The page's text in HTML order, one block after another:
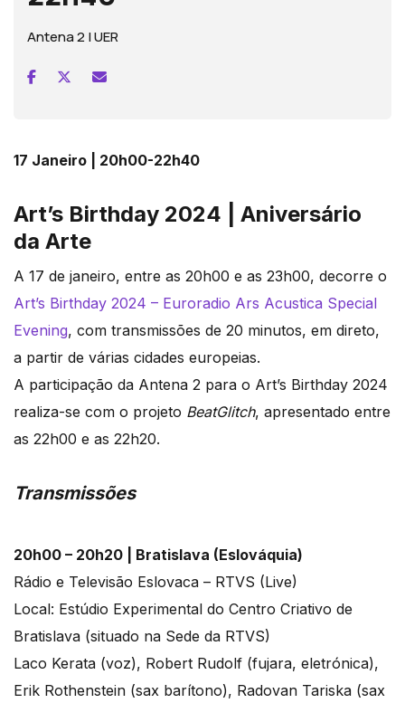
Antena 2 | UER
17 Janeiro | 20h00-22h40
Art’s Birthday 2024 | Aniversário
da Arte
A 17 de janeiro, entre as 20h00 e as 23h00, decorre o
Art’s Birthday 2024 – Euroradio Ars Acustica Special
Evening, com transmissões de 20 minutos, em direto,
a partir de várias cidades europeias.
A participação da Antena 2 para o Art’s Birthday 2024
realiza-se com o projeto BeatGlitch, apresentado entre
as 22h00 e as 22h20.
Transmissões
20h00 – 20h20 | Bratislava (Eslováquia)
Rádio e Televisão Eslovaca – RTVS (Live)
Local: Estúdio Experimental do Centro Criativo de
Bratislava (situado na Sede da RTVS)
Laco Kerata (voz), Robert Rudolf (fujara, eletrónica),
Erik Rothenstein (sax barítono), Radovan Tariska (sax